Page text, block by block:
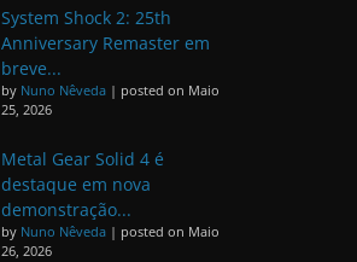
System Shock 2: 25th
Anniversary Remaster em
breve...
by Nuno Nêveda | posted on Maio
25, 2026
Metal Gear Solid 4 é
destaque em nova
demonstração...
by Nuno Nêveda | posted on Maio
26, 2026